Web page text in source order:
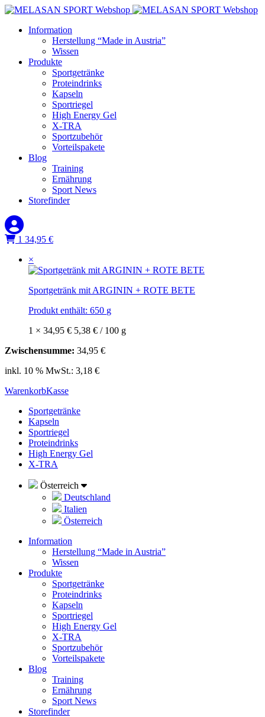
Information
Herstellung “Made in Austria”
Wissen
Produkte
Sportgetränke
Proteindrinks
Kapseln
Sportriegel
High Energy Gel
X-TRA
Sportzubehör
Vorteilspakete
Blog
Training
Ernährung
Sport News
Storefinder
1 34,95 €
×
Sportgetränk mit ARGININ + ROTE BETE
Produkt enthält: 650 g
1 × 34,95 € 5,38 € / 100 g
Zwischensumme: 34,95 €
inkl. 10 % MwSt.: 3,18 €
WarenkorbKasse
Sportgetränke
Kapseln
Sportriegel
Proteindrinks
High Energy Gel
X-TRA
Österreich
Deutschland
Italien
Österreich
Information
Herstellung “Made in Austria”
Wissen
Produkte
Sportgetränke
Proteindrinks
Kapseln
Sportriegel
High Energy Gel
X-TRA
Sportzubehör
Vorteilspakete
Blog
Training
Ernährung
Sport News
Storefinder